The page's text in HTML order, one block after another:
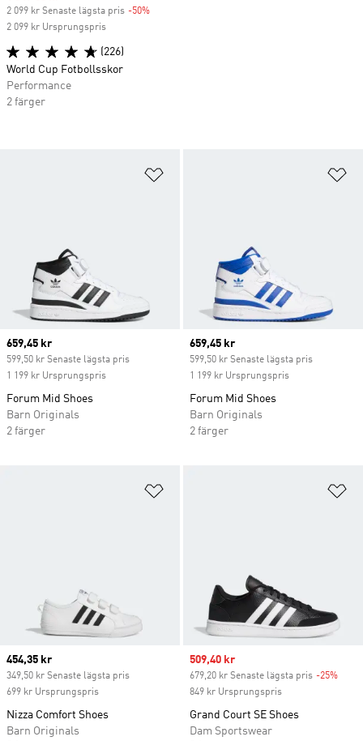
Current price
659,45 kr
599,50 kr Senaste lägsta pris
1 199 kr Ursprungspris
Forum Mid Shoes
Barn Originals
2 färger
Current price
659,45 kr
599,50 kr Senaste lägsta pris
1 199 kr Ursprungspris
Forum Mid Shoes
Barn Originals
2 färger
Current price
454,35 kr
349,50 kr Senaste lägsta pris
699 kr Ursprungspris
Nizza Comfort Shoes
Barn Originals
Sale price
509,40 kr
679,20 kr Senaste lägsta pris -25%
849 kr Ursprungspris
Grand Court SE Shoes
Dam Sportswear
2 099 kr Senaste lägsta pris -50%
2 099 kr Ursprungspris
(226)
World Cup Fotbollsskor
Performance
2 färger